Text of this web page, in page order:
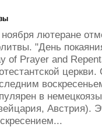
ноября лютеране
"День
of Prayer and
в
Австрия).